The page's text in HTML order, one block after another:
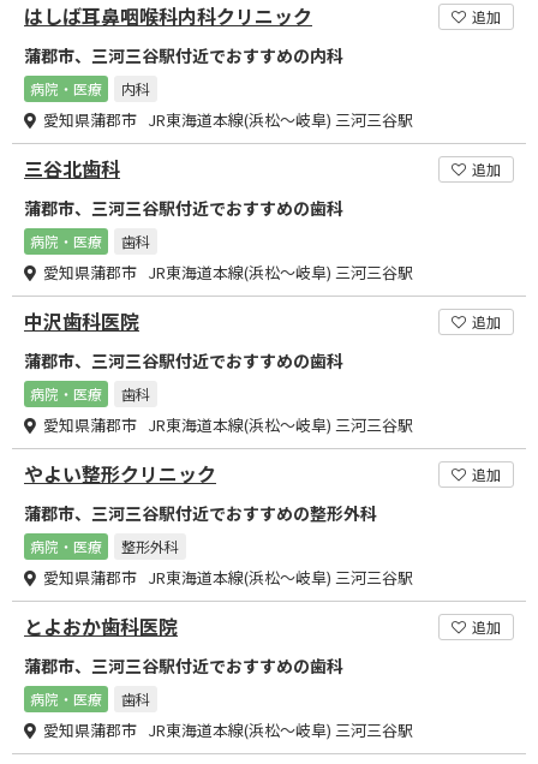
はしば耳鼻咽喉科内科クリニック 追加
蒲郡市、三河三谷駅付近でおすすめの内科
病院・医療 内科
愛知県蒲郡市 JR東海道本線(浜松～岐阜) 三河三谷駅
三谷北歯科 追加
蒲郡市、三河三谷駅付近でおすすめの歯科
病院・医療 歯科
愛知県蒲郡市 JR東海道本線(浜松～岐阜) 三河三谷駅
中沢歯科医院 追加
蒲郡市、三河三谷駅付近でおすすめの歯科
病院・医療 歯科
愛知県蒲郡市 JR東海道本線(浜松～岐阜) 三河三谷駅
やよい整形クリニック 追加
蒲郡市、三河三谷駅付近でおすすめの整形外科
病院・医療 整形外科
愛知県蒲郡市 JR東海道本線(浜松～岐阜) 三河三谷駅
とよおか歯科医院 追加
蒲郡市、三河三谷駅付近でおすすめの歯科
病院・医療 歯科
愛知県蒲郡市 JR東海道本線(浜松～岐阜) 三河三谷駅